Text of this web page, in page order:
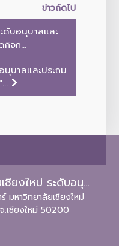
ข่าวถัดไป
ดับอนุบาลและ
กิจก...
นุบาลและประถม
โรงเรียนสาธิตมหาวิทยาลัยเชียงใหม่ ระดับอนุบาลและประถมศึกษา
มหาวิทยาลัยเชียงใหม่
.เชียงใหม่ 50200